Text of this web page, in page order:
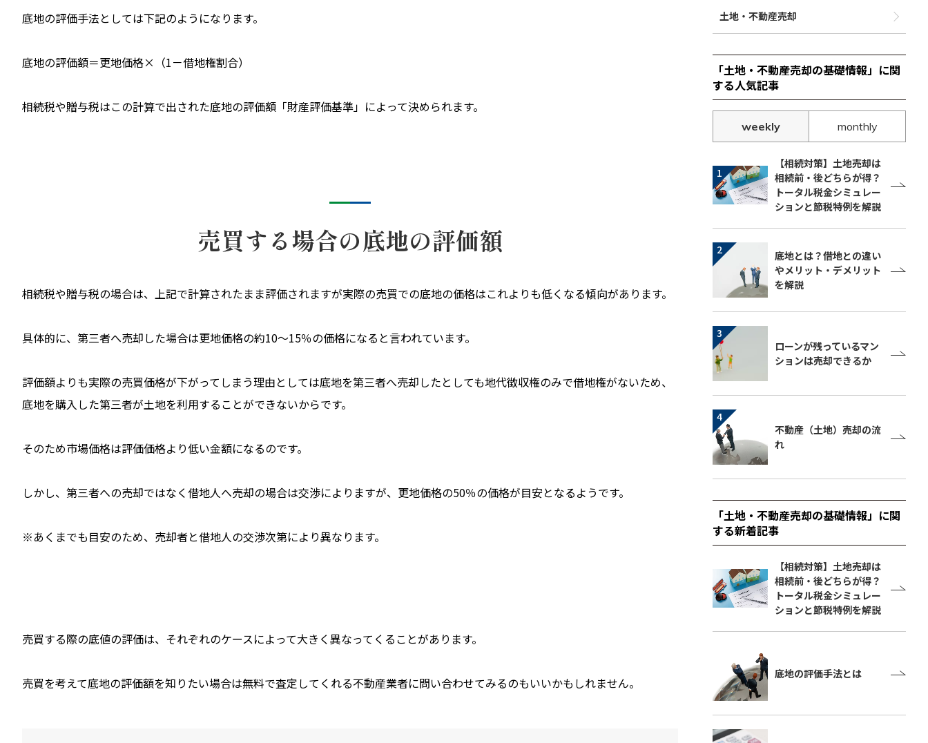
底地の評価手法としては下記のようになります。
底地の評価額＝更地価格×（1－借地権割合）
相続税や贈与税はこの計算で出された底地の評価額「財産評価基準」によって決められます。
売買する場合の底地の評価額
相続税や贈与税の場合は、上記で計算されたまま評価されますが実際の売買での底地の価格はこれよりも低くなる傾向があります。
具体的に、第三者へ売却した場合は更地価格の約10～15％の価格になると言われています。
評価額よりも実際の売買価格が下がってしまう理由としては底地を第三者へ売却したとしても地代徴収権のみで借地権がないため、
底地を購入した第三者が土地を利用することができないからです。
そのため市場価格は評価価格より低い金額になるのです。
しかし、第三者への売却ではなく借地人へ売却の場合は交渉によりますが、更地価格の50％の価格が目安となるようです。
※あくまでも目安のため、売却者と借地人の交渉次第により異なります。
売買する際の底値の評価は、それぞれのケースによって大きく異なってくることがあります。
売買を考えて底地の評価額を知りたい場合は無料で査定してくれる不動産業者に問い合わせてみるのもいいかもしれません。
土地・不動産売却
「土地・不動産売却の基礎情報」に関
する人気記事
weekly monthly
【相続対策】土地売却は
相続前・後どちらが得？
トータル税金シミュレー
ションと節税特例を解説
底地とは？借地との違い
やメリット・デメリット
を解説
ローンが残っているマン
ションは売却できるか
不動産（土地）売却の流
れ
「土地・不動産売却の基礎情報」に関
する新着記事
【相続対策】土地売却は
相続前・後どちらが得？
トータル税金シミュレー
ションと節税特例を解説
底地の評価手法とは